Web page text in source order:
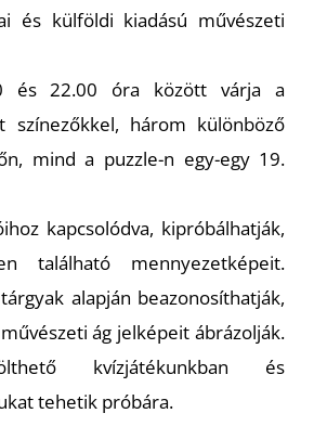
és külföldi kiadású művészeti
és 22.00 óra között várja a
három különböző
mind a puzzle-n egy-egy 19.
kapcsolódva, kipróbálhatják,
mennyezetképeit.
alapján beazonosíthatják,
ág jelképeit ábrázolják.
kvízjátékunkban és
tehetik próbára.